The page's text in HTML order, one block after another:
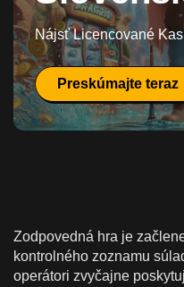
Nájsť Licencované
Preskúmajte teraz
Zodpovedná hra je
kontrolného zoznamu
operátori zvyčajne